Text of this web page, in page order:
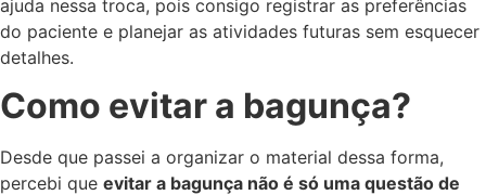
ajuda nessa troca, pois consigo registrar as preferências
do paciente e planejar as atividades futuras sem esquecer
detalhes.
Como evitar a bagunça?
Desde que passei a organizar o material dessa forma,
percebi que evitar a bagunça não é só uma questão de